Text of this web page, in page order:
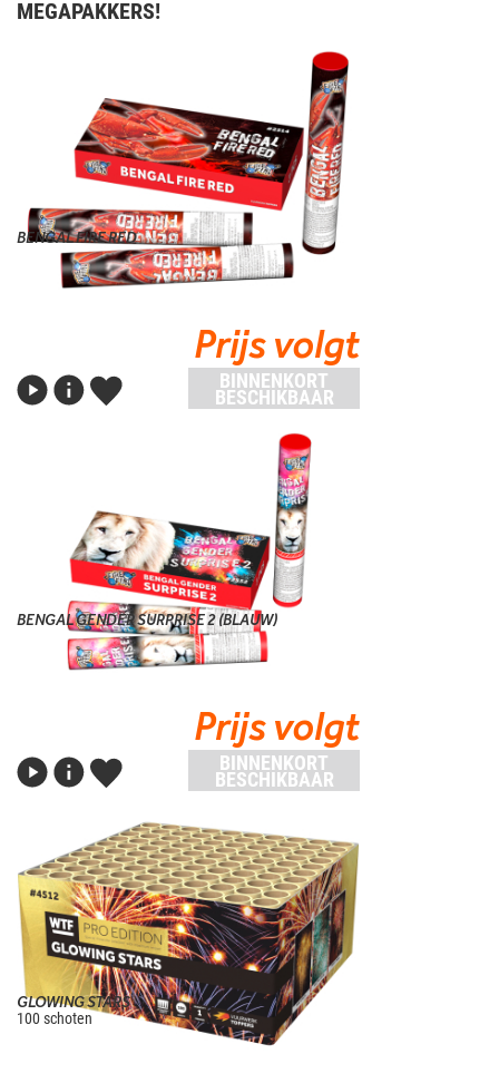
MEGAPAKKERS!
BENGAL FIRE RED
Prijs volgt
BINNENKORT
BESCHIKBAAR
BENGAL GENDER SURPRISE 2 (BLAUW)
Prijs volgt
BINNENKORT
BESCHIKBAAR
GLOWING STARS
100 schoten